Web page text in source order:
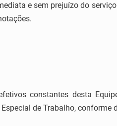
e sem prejuízo do
constantes desta
de Trabalho,